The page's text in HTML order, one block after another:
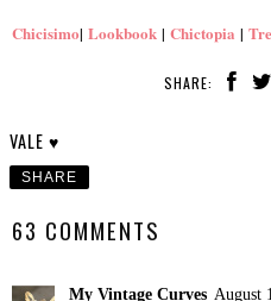
Chicisimo| Lookbook | Chictopia |
SHARE:
VALE ♥
SHARE
63 COMMENTS
My Vintage Curves August